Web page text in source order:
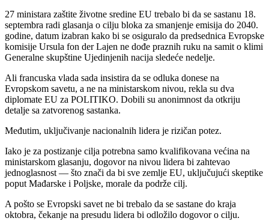
27 ministara zaštite životne sredine EU trebalo bi da se sastanu 18.
septembra radi glasanja o cilju bloka za smanjenje emisija do 2040.
godine, datum izabran kako bi se osiguralo da predsednica Evropske
komisije Ursula fon der Lajen ne dođe praznih ruku na samit o klimi
Generalne skupštine Ujedinjenih nacija sledeće nedelje.
Ali francuska vlada sada insistira da se odluka donese na
Evropskom savetu, a ne na ministarskom nivou, rekla su dva
diplomate EU za POLITIKO. Dobili su anonimnost da otkriju
detalje sa zatvorenog sastanka.
Međutim, uključivanje nacionalnih lidera je rizičan potez.
Iako je za postizanje cilja potrebna samo kvalifikovana većina na
ministarskom glasanju, dogovor na nivou lidera bi zahtevao
jednoglasnost — što znači da bi sve zemlje EU, uključujući skeptike
poput Mađarske i Poljske, morale da podrže cilj.
A pošto se Evropski savet ne bi trebalo da se sastane do kraja
oktobra, čekanje na presudu lidera bi odložilo dogovor o cilju.